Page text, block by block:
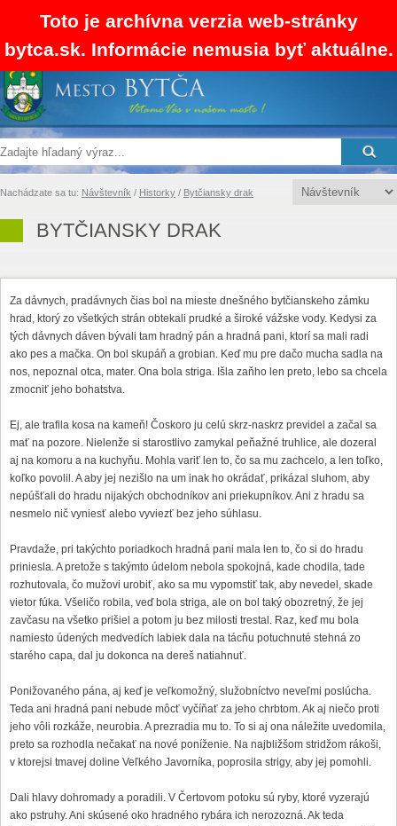
Toto je archívna verzia web-stránky
bytca.sk. Informácie nemusia byť aktuálne.
RSS Mapa stránok Kontakty SK EN
Nachádzate sa tu: Návštevník / Historky / Bytčiansky drak
BYTČIANSKY DRAK
Za dávnych, pradávnych čias bol na mieste dnešného bytčianskeho zámku
hrad, ktorý zo všetkých strán obtekali prudké a široké vážske vody. Kedysi za
tých dávnych dáven bývali tam hradný pán a hradná pani, ktorí sa mali radi
ako pes a mačka. On bol skupáň a grobian. Keď mu pre dačo mucha sadla na
nos, nepoznal otca, mater. Ona bola striga. Išla zaňho len preto, lebo sa chcela
zmocniť jeho bohatstva.
Ej, ale trafila kosa na kameň! Čoskoro ju celú skrz-naskrz previdel a začal sa
mať na pozore. Nielenže si starostlivo zamykal peňažné truhlice, ale dozeral
aj na komoru a na kuchyňu. Mohla variť len to, čo sa mu zachcelo, a len toľko,
koľko povolil. A aby jej nezišlo na um inak ho okrádať, prikázal sluhom, aby
nepúšťali do hradu nijakých obchodníkov ani priekupníkov. Ani z hradu sa
nesmelo nič vyniesť alebo vyviezť bez jeho súhlasu.
Pravdaže, pri takýchto poriadkoch hradná pani mala len to, čo si do hradu
priniesla. A pretože s takýmto údelom nebola spokojná, kade chodila, tade
rozhutovala, čo mužovi urobiť, ako sa mu vypomstiť tak, aby nevedel, skade
vietor fúka. Všeličo robila, veď bola striga, ale on bol taký obozretný, že jej
zavčasu na všetko prišiel a potom ju bez milosti trestal. Raz, keď mu bola
namiesto údených medvedích labiek dala na tácňu potuchnuté stehná zo
starého capa, dal ju dokonca na dereš natiahnuť.
Ponižovaného pána, aj keď je veľkomožný, služobníctvo neveľmi poslúcha.
Teda ani hradná pani nebude môcť vyčíňať za jeho chrbtom. Ak aj niečo proti
jeho vôli rozkáže, neurobia. A prezradia mu to. To si aj ona náležite uvedomila,
preto sa rozhodla nečakať na nové poníženie. Na najbližšom stridžom rákoši,
v ktorejsi tmavej doline Veľkého Javorníka, poprosila strigy, aby jej pomohli.
Dali hlavy dohromady a poradili. V Čertovom potoku sú ryby, ktoré vyzerajú
ako pstruhy. Ani skúsené oko hradného rybára ich nerozozná. Ak teda